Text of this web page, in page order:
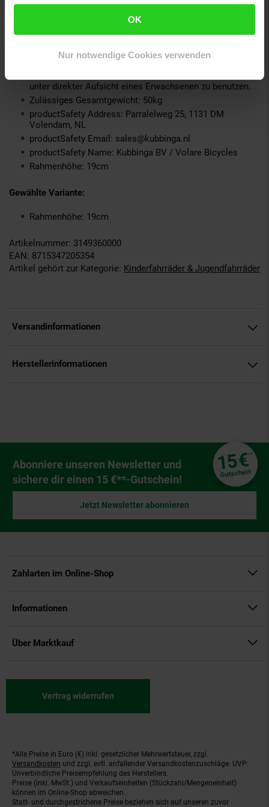
OK
Nur notwendige Cookies verwenden
ProdSV Hausnummer: 25
ProdSV Ort: Volendam
ProdSV Straße: Parralelweg
unter direkter Aufsicht eines Erwachsenen zu benutzen.
Zulässiges Gesamtgewicht: 50kg
productSafety Address: Parralelweg 25, 1131 DM
Volendam, NL
productSafety Email: sales@kubbinga.nl
productSafety Name: Kubbinga BV / Volare Bicycles
Rahmenhöhe: 19cm
Gewählte Variante:
Rahmenhöhe: 19cm
Artikelnummer: 3149360000
EAN: 8715347205354
Artikel gehört zur Kategorie: Kinderfahrräder & Jugendfahrräder
Versandinformationen
Herstellerinformationen
Newsletter Anmeldung
Abonniere unseren Newsletter und
sichere dir einen 15 €**-Gutschein!
15€**
Gutschein
Jetzt Newsletter abonnieren
Zahlarten im Online-Shop
Informationen
Über Marktkauf
Vertrag widerrufen
Fußnoten
*Alle Preise in Euro (€) inkl. gesetzlicher Mehrwertsteuer, zzgl.
Versandkosten und zzgl. evtl. anfallender Versandkostenzuschläge. UVP:
Unverbindliche Preisempfehlung des Herstellers.
Preise (inkl. MwSt.) und Verkaufseinheiten (Stückzahl/Mengeneinheit)
können im Online-Shop abweichen.
Statt- und durchgestrichene Preise beziehen sich auf unseren zuvor